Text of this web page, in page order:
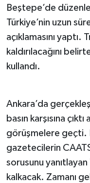
Beştepe’de
Türkiye’nin uzun
açıklamasını yaptı.
kaldırılacağını
kullandı.
Ankara’da
basın karşısına
görüşmelere geçti.
gazetecilerin
sorusunu yanıtlayan
kalkacak. Zamanı